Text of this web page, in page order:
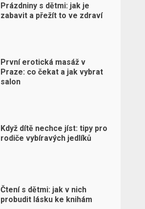
Prázdniny s dětmi: jak je
zabavit a přežít to ve zdraví
První erotická masáž v
Praze: co čekat a jak vybrat
salon
Když dítě nechce jíst: tipy pro
rodiče vybíravých jedlíků
Čtení s dětmi: jak v nich
probudit lásku ke knihám